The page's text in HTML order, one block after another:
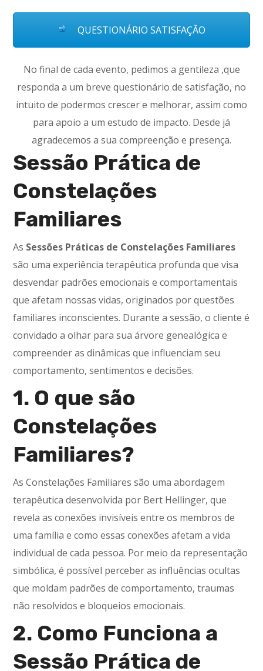
QUESTIONÁRIO SATISFAÇÃO
No final de cada evento, pedimos a gentileza ,que
responda a um breve questionário de satisfação, no
intuito de podermos crescer e melhorar, assim como
para apoio a um estudo de impacto. Desde já
agradecemos a sua compreenção e presença.
Sessão Prática de
Constelações
Familiares
As Sessões Práticas de Constelações Familiares
são uma experiência terapêutica profunda que visa
desvendar padrões emocionais e comportamentais
que afetam nossas vidas, originados por questões
familiares inconscientes. Durante a sessão, o cliente é
convidado a olhar para sua árvore genealógica e
compreender as dinâmicas que influenciam seu
comportamento, sentimentos e decisões.
1. O que são
Constelações
Familiares?
As Constelações Familiares são uma abordagem
terapêutica desenvolvida por Bert Hellinger, que
revela as conexões invisíveis entre os membros de
uma família e como essas conexões afetam a vida
individual de cada pessoa. Por meio da representação
simbólica, é possível perceber as influências ocultas
que moldam padrões de comportamento, traumas
não resolvidos e bloqueios emocionais.
2. Como Funciona a
Sessão Prática de